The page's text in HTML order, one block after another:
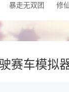
暴走无双团
赛车模拟